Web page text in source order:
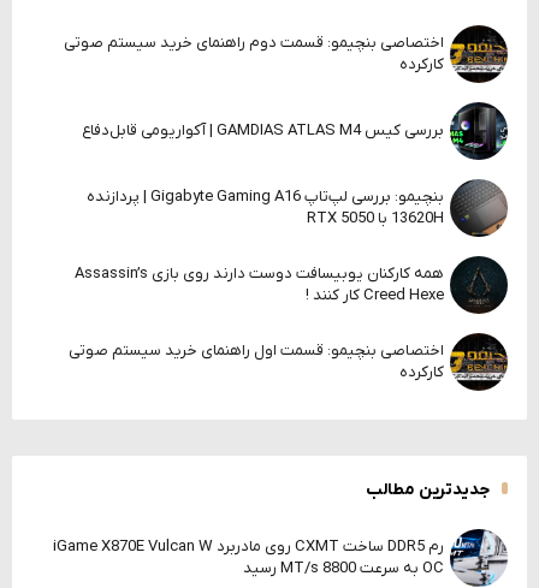
اختصاصی بنچیمو: قسمت دوم راهنمای خرید سیستم صوتی
کارکرده
بررسی کیس GAMDIAS ATLAS M4 | آکواریومی قابل‌دفاع
بنچیمو: بررسی لپ‌تاپ Gigabyte Gaming A16 | پردازنده
13620H با RTX 5050
همه کارکنان یوبیسافت دوست دارند روی بازی Assassin’s
Creed Hexe کار کنند !
اختصاصی بنچیمو: قسمت اول راهنمای خرید سیستم صوتی
کارکرده
جدیدترین مطالب
رم DDR5 ساخت CXMT روی مادربرد iGame X870E Vulcan W
OC به سرعت 8800 MT/s رسید